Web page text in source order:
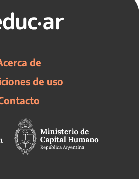
de
de uso